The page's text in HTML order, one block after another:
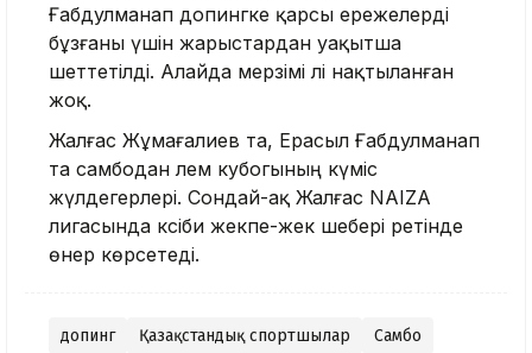
Ғабдулманап допингке қарсы ережелерді
бұзғаны үшін жарыстардан уақытша
шеттетілді. Алайда мерзімі әлі нақтыланған
жоқ.
Жалғас Жұмағалиев та, Ерасыл Ғабдулманап
та самбодан әлем кубогының күміс
жүлдегерлері. Сондай-ақ Жалғас NAIZA
лигасында кәсіби жекпе-жек шебері ретінде
өнер көрсетеді.
допинг Қазақстандық спортшылар Самбо